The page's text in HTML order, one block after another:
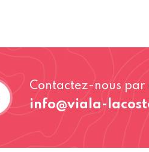
Contactez-nous par
info@viala-